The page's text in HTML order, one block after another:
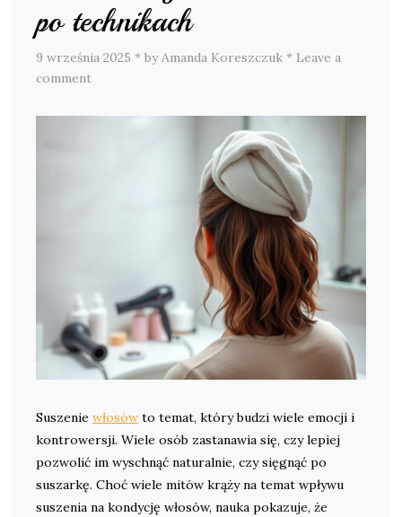
po technikach
9 września 2025 * by Amanda Koreszczuk * Leave a
comment
Suszenie włosów to temat, który budzi wiele emocji i
kontrowersji. Wiele osób zastanawia się, czy lepiej
pozwolić im wyschnąć naturalnie, czy sięgnąć po
suszarkę. Choć wiele mitów krąży na temat wpływu
suszenia na kondycję włosów, nauka pokazuje, że